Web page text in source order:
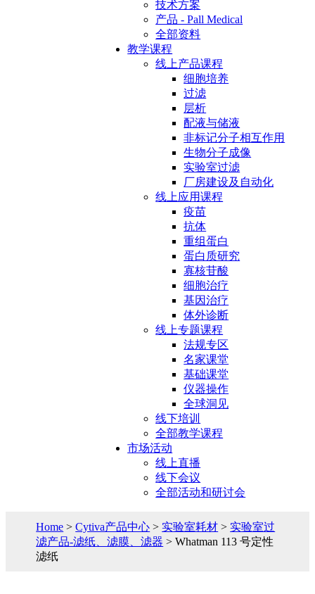
技术方案
产品 - Pall Medical
全部资料
教学课程
线上产品课程
细胞培养
过滤
层析
配液与储液
非标记分子相互作用
生物分子成像
实验室过滤
厂房建设及自动化
线上应用课程
疫苗
抗体
重组蛋白
蛋白质研究
寡核苷酸
细胞治疗
基因治疗
体外诊断
线上专题课程
法规专区
名家课堂
基础课堂
仪器操作
全球洞见
线下培训
全部教学课程
市场活动
线上直播
线下会议
全部活动和研讨会
Home >Cytiva产品中心 > 实验室耗材 > 实验室过
滤产品-滤纸、滤膜、滤器 > Whatman 113 号定性
滤纸